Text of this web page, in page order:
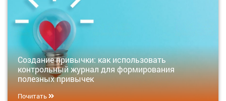
Создание привычки: как использовать
контрольный журнал для формирования
полезных привычек
Почитать